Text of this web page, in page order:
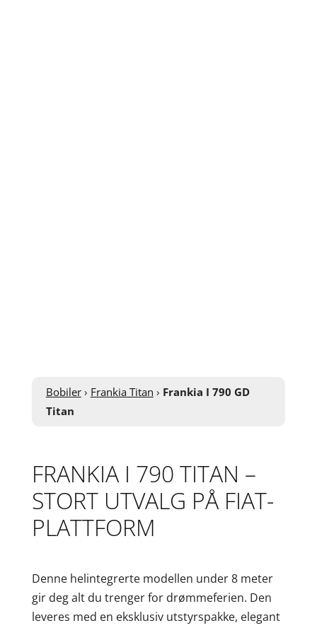
Bobiler› Frankia Titan › Frankia I 790 GD
Titan
FRANKIA I 790 TITAN –
STORT UTVALG PÅ FIAT-
PLATTFORM
Denne helintegrerte modellen under 8 meter
gir deg alt du trenger for drømmeferien. Den
leveres med en eksklusiv utstyrspakke, elegant